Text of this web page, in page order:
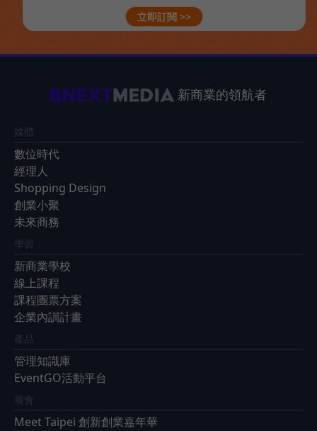
立即訂閱 >>
新商業的領航者
媒體
數位時代
經理人
Shopping Design
創業小聚
未來商務
學習
新商業學校
線上課程
課程團票方案
企業內訓計畫
產品
管理知識庫
EventGO活動平台
展會
Meet Taipei 創新創業嘉年華